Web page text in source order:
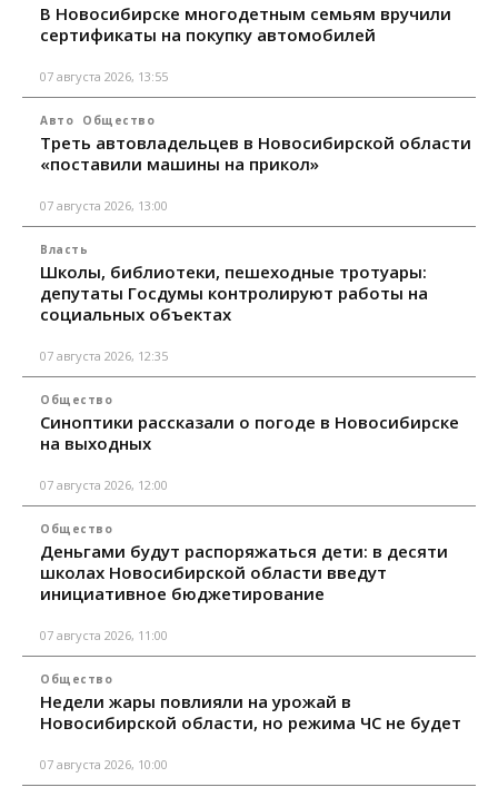
В Новосибирске многодетным семьям вручили
сертификаты на покупку автомобилей
07 августа 2026, 13:55
Авто Общество
Треть автовладельцев в Новосибирской области
«поставили машины на прикол»
07 августа 2026, 13:00
Власть
Школы, библиотеки, пешеходные тротуары:
депутаты Госдумы контролируют работы на
социальных объектах
07 августа 2026, 12:35
Общество
Синоптики рассказали о погоде в Новосибирске
на выходных
07 августа 2026, 12:00
Общество
Деньгами будут распоряжаться дети: в десяти
школах Новосибирской области введут
инициативное бюджетирование
07 августа 2026, 11:00
Общество
Недели жары повлияли на урожай в
Новосибирской области, но режима ЧС не будет
07 августа 2026, 10:00